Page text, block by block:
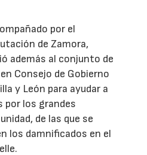
por el
de Zamora,
además al conjunto de
Consejo de Gobierno
y León para ayudar a
por los grandes
de las que se
los damnificados en el